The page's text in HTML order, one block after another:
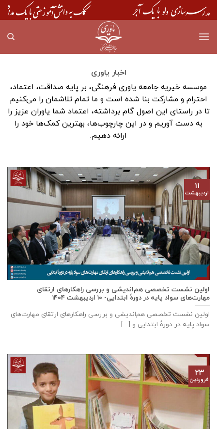
Skip
to
اخبار یاوری
موسسه خیریه جامعه یاوری فرهنگی، بر پایه صداقت، اعتماد،
احترام و مشارکت بنا شده است و ما تمام تلاشمان را می‌کنیم
تا در راستای این اصول گام برداشته، اعتماد شما یاوران عزیز را
به دست آوریم و در این چارچوب‌ها، بهترین کمک‌ها خود را
ارائه دهیم.
اولین نشست تخصصی هم‌اندیشی و بررسی راهکارهای ارتقای
مهارت‌های سواد پایه در دورهٔ ابتدایی- ۱۰ اردیبهشت ۱۴۰۴
اولین نشست تخصصی هم‌اندیشی و بررسی راهکارهای ارتقای مهارت‌های
سواد پایه در دورهٔ ابتدایی و [...]
۱۱
اردیبهشت
۲۳
فروردین